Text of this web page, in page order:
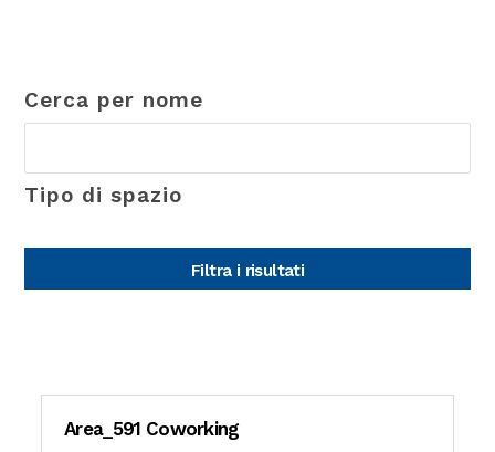
Cerca per nome
Tipo di spazio
Filtra i risultati
Area_591 Coworking